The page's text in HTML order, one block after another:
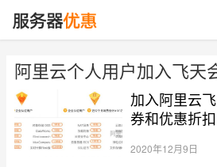
阿里云个人用户加入飞天
加入阿里云
券和优惠折扣
2020年12月9日